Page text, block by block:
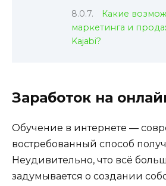
Какие
маркетинга и
Kajabi?
Заработок на
Обучение в интернете —
востребованный способ
Неудивительно, что всё
задумывается о создании